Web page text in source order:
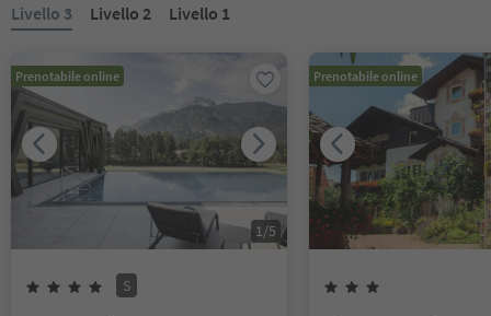
Livello 3 Livello 2 Livello 1
Prenotabile online
1 /5
Stelle
S
Prenotabile online